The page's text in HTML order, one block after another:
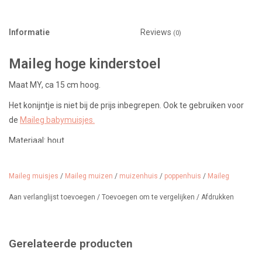
Informatie Reviews (0)
Maileg hoge kinderstoel
Maat MY, ca 15 cm hoog.
Het konijntje is niet bij de prijs inbegrepen. Ook te gebruiken voor
de Maileg babymuisjes.
Materiaal: hout
Maileg muisjes / Maileg muizen / muizenhuis / poppenhuis / Maileg
Aan verlanglijst toevoegen / Toevoegen om te vergelijken / Afdrukken
Gerelateerde producten